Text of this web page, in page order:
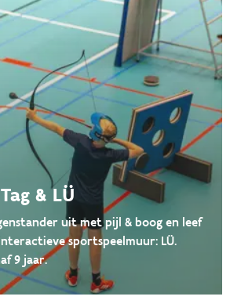
& LÜ
uit met pijl & boog en leef
sportspeelmuur: LÜ.
9 jaar.